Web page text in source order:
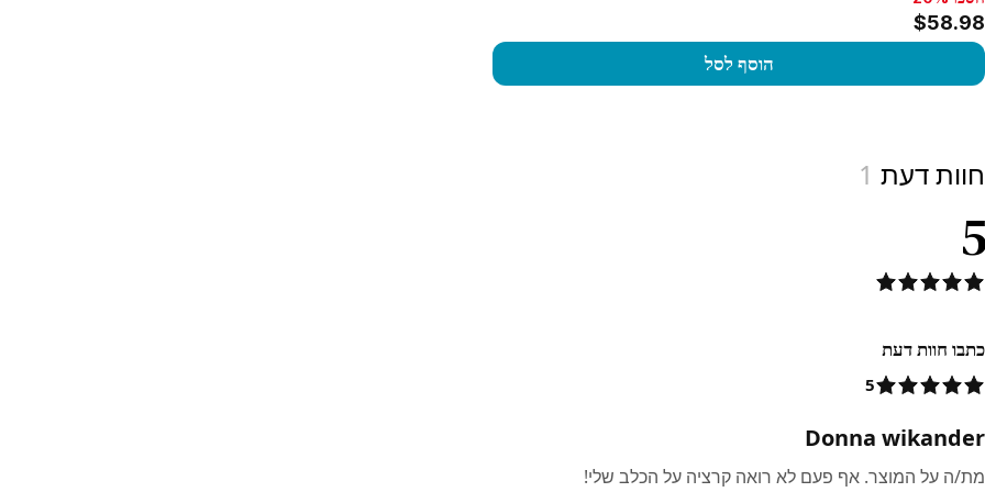
$58.98
הוסף לסל
חוות דעת 1
5
כתבו חוות דעת
5
Donna wikander
מת/ה על המוצר. אף פעם לא רואה קרציה על הכלב שלי!